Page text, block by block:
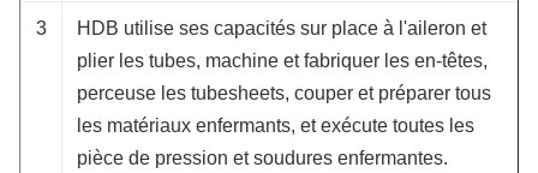
3
HDB utilise ses capacités sur place à l'aileron et
plier les tubes, machine et fabriquer les en-têtes,
perceuse les tubesheets, couper et préparer tous
les matériaux enfermants, et exécute toutes les
pièce de pression et soudures enfermantes.